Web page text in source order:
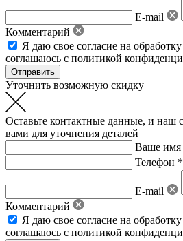
E-mail
Комментарий
Я даю свое согласие на
соглашаюсь с политикой
Уточнить возможную скидку
Оставьте контактные данные, и наш
вами для уточнения деталей
Ваше имя
Телефон *
E-mail
Комментарий
Я даю свое согласие на
соглашаюсь с политикой